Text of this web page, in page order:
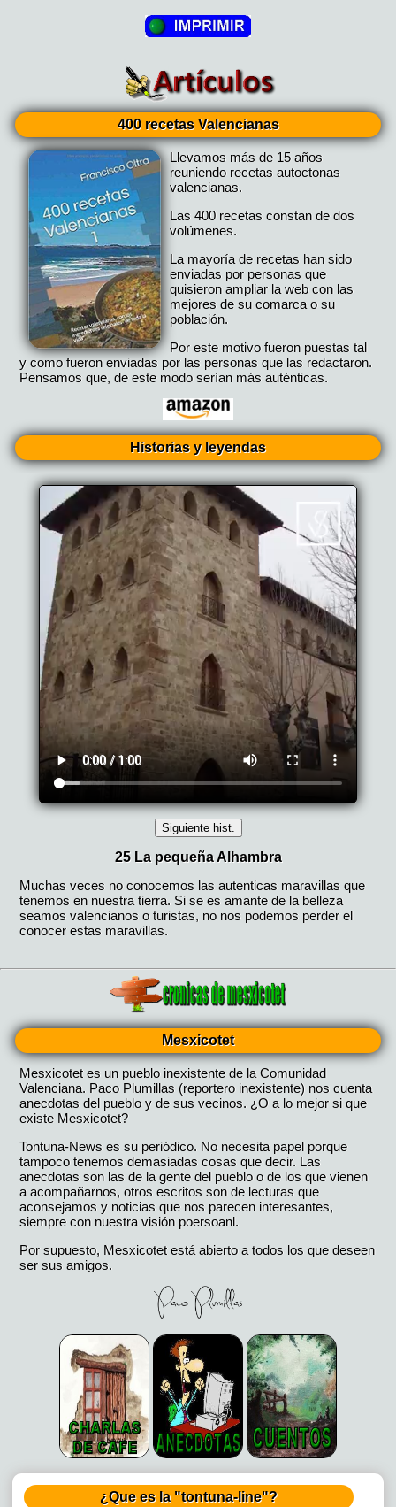
400 recetas Valencianas
Llevamos más de 15 años
reuniendo recetas autoctonas
valencianas.
Las 400 recetas constan de dos
volúmenes.
La mayoría de recetas han sido
enviadas por personas que
quisieron ampliar la web con las
mejores de su comarca o su
población.
Por este motivo fueron puestas tal
y como fueron enviadas por las personas que las redactaron.
Pensamos que, de este modo serían más auténticas.
Historias y leyendas
Mesxicotet
Mesxicotet es un pueblo inexistente de la Comunidad
Valenciana. Paco Plumillas (reportero inexistente) nos cuenta
anecdotas del pueblo y de sus vecinos. ¿O a lo mejor si que
existe Mesxicotet?
Tontuna-News es su periódico. No necesita papel porque
tampoco tenemos demasiadas cosas que decir. Las
anecdotas son las de la gente del pueblo o de los que vienen
a acompañarnos, otros escritos son de lecturas que
aconsejamos y noticias que nos parecen interesantes,
siempre con nuestra visión poersoanl.
Por supuesto, Mesxicotet está abierto a todos los que deseen
ser sus amigos.
¿Que es la "tontuna-line"?